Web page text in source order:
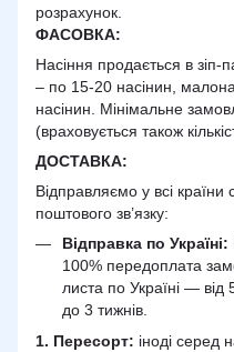
розрахунок.
ФАСОВКА:
Насіння продається в зіп-
– по 15-20 насінин,
насінин. Мінімальне
(враховується також
ДОСТАВКА:
Відправляємо у всі країни
поштового зв’язку:
Відправка по Україні:
100% передоплата
листа по Україні — від
до 3 тижнів.
1. Пересорт: іноді серед